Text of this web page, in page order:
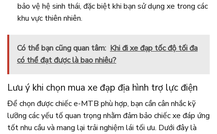
bảo vệ hệ sinh thái, đặc biệt khi bạn sử dụng xe trong các
khu vực thiên nhiên.
Có thể bạn cũng quan tâm: Khi đi xe đạp tốc độ tối đa
có thể đạt được là bao nhiêu?
Lưu ý khi chọn mua xe đạp địa hình trợ lực điện
Để chọn được chiếc e-MTB phù hợp, bạn cần cân nhắc kỹ
lưỡng các yếu tố quan trọng nhằm đảm bảo chiếc xe đáp ứng
tốt nhu cầu và mang lại trải nghiệm lái tối ưu. Dưới đây là